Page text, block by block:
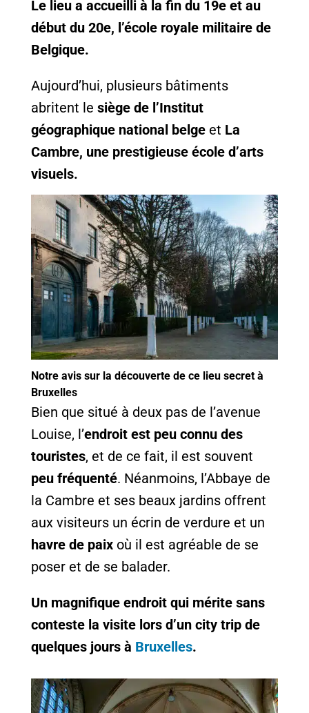
Le lieu a accueilli à la fin du 19e et au
début du 20e, l’école royale militaire de
Belgique.
Aujourd’hui, plusieurs bâtiments
abritent le siège de l’Institut
géographique national belgeet La
Cambre, une prestigieuse école d’arts
visuels.
Notre avis sur la découverte de ce lieu secret à
Bruxelles
Bien que situé à deux pas de l’avenue
Louise, l’endroit est peu connu des
touristes, et de ce fait, il est souvent
peu fréquenté. Néanmoins, l’Abbaye de
la Cambre et ses beaux jardins offrent
aux visiteurs un écrin de verdure et un
havre de paixoù il est agréable de se
poser et de se balader.
Un magnifique endroit qui mérite sans
conteste la visite lors d’un city trip de
quelques jours à Bruxelles.